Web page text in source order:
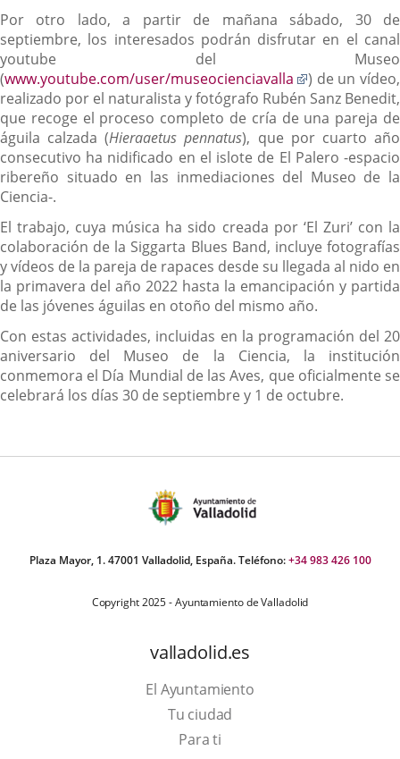
Por otro lado, a partir de mañana sábado, 30 de
septiembre, los interesados podrán disfrutar en el canal
youtube del Museo
(www.youtube.com/user/museocienciavalla
Enlace
a
una
aplicación
externa.
) de un vídeo,
realizado por el naturalista y fotógrafo Rubén Sanz Benedit,
que recoge el proceso completo de cría de una pareja de
águila calzada (Hieraaetus pennatus), que por cuarto año
consecutivo ha nidificado en el islote de El Palero -espacio
ribereño situado en las inmediaciones del Museo de la
Ciencia-.
El trabajo, cuya música ha sido creada por ‘El Zuri’ con la
colaboración de la Siggarta Blues Band, incluye fotografías
y vídeos de la pareja de rapaces desde su llegada al nido en
la primavera del año 2022 hasta la emancipación y partida
de las jóvenes águilas en otoño del mismo año.
Con estas actividades, incluidas en la programación del 20
aniversario del Museo de la Ciencia, la institución
conmemora el Día Mundial de las Aves, que oficialmente se
celebrará los días 30 de septiembre y 1 de octubre.
Plaza Mayor, 1. 47001 Valladolid, España. Teléfono:+34 983 426 100
Copyright 2025 - Ayuntamiento de Valladolid
valladolid.es
El Ayuntamiento
Tu ciudad
Para ti